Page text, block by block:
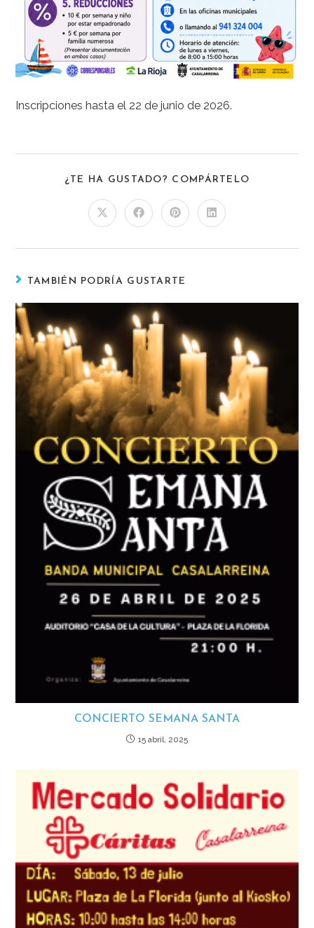
Inscripciones hasta el 22 de junio de 2026.
¿TE HA GUSTADO? COMPÁRTELO
TAMBIÉN PODRÍA GUSTARTE
CONCIERTO SEMANA SANTA
15 abril, 2025